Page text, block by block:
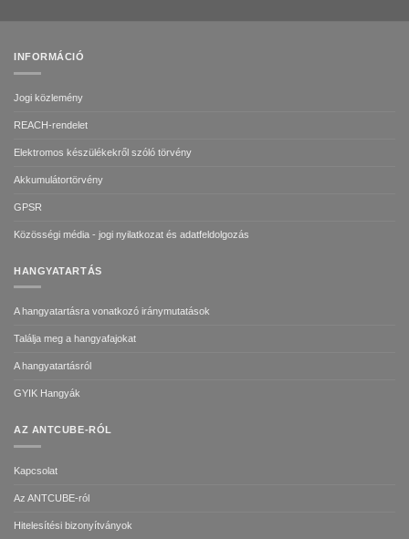
INFORMÁCIÓ
Jogi közlemény
REACH-rendelet
Elektromos készülékekről szóló törvény
Akkumulátortörvény
GPSR
Közösségi média - jogi nyilatkozat és adatfeldolgozás
HANGYATARTÁS
A hangyatartásra vonatkozó iránymutatások
Találja meg a hangyafajokat
A hangyatartásról
GYIK Hangyák
AZ ANTCUBE-RÓL
Kapcsolat
Az ANTCUBE-ról
Hitelesítési bizonyítványok